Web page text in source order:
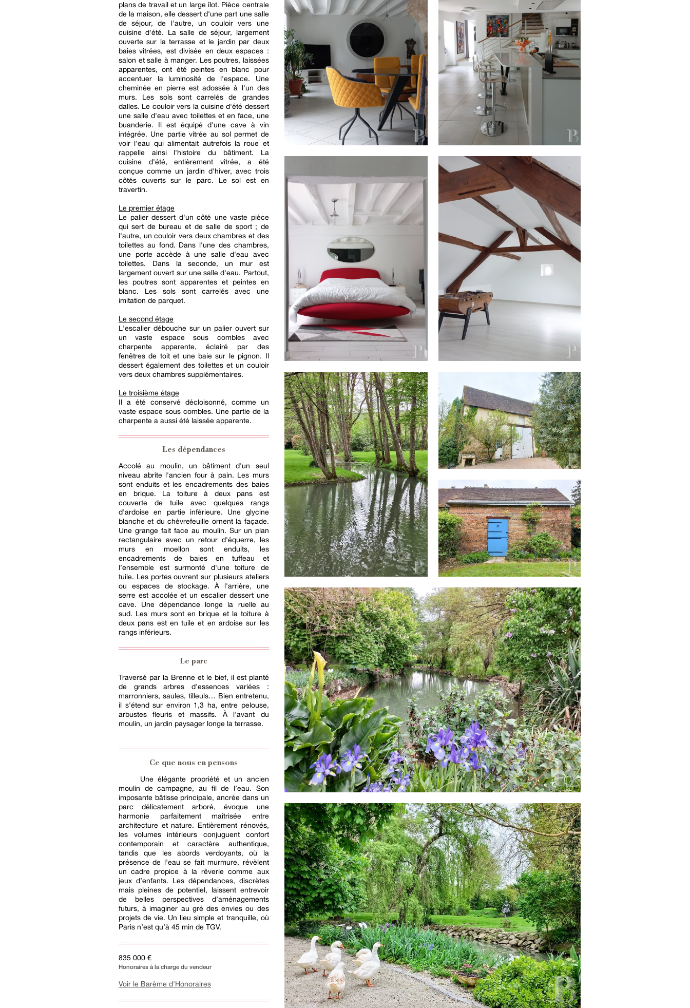
plans de travail et un large îlot. Pièce centrale
de la maison, elle dessert d'une part une salle
de séjour, de l'autre, un couloir vers une
cuisine d'été. La salle de séjour, largement
ouverte sur la terrasse et le jardin par deux
baies vitrées, est divisée en deux espaces :
salon et salle à manger. Les poutres, laissées
apparentes, ont été peintes en blanc pour
accentuer la luminosité de l'espace. Une
cheminée en pierre est adossée à l'un des
murs. Les sols sont carrelés de grandes
dalles. Le couloir vers la cuisine d'été dessert
une salle d'eau avec toilettes et en face, une
buanderie. Il est équipé d'une cave à vin
intégrée. Une partie vitrée au sol permet de
voir l'eau qui alimentait autrefois la roue et
rappelle ainsi l'histoire du bâtiment. La
cuisine d'été, entièrement vitrée, a été
conçue comme un jardin d'hiver, avec trois
côtés ouverts sur le parc. Le sol est en
travertin.
Le premier étage
Le palier dessert d'un côté une vaste pièce
qui sert de bureau et de salle de sport ; de
l'autre, un couloir vers deux chambres et des
toilettes au fond. Dans l'une des chambres,
une porte accède à une salle d'eau avec
toilettes. Dans la seconde, un mur est
largement ouvert sur une salle d'eau. Partout,
les poutres sont apparentes et peintes en
blanc. Les sols sont carrelés avec une
imitation de parquet.
Le second étage
L'escalier débouche sur un palier ouvert sur
un vaste espace sous combles avec
charpente apparente, éclairé par des
fenêtres de toit et une baie sur le pignon. Il
dessert également des toilettes et un couloir
vers deux chambres supplémentaires.
Le troisième étage
Il a été conservé décloisonné, comme un
vaste espace sous combles. Une partie de la
charpente a aussi été laissée apparente.
Les dépendances
Accolé au moulin, un bâtiment d'un seul
niveau abrite l'ancien four à pain. Les murs
sont enduits et les encadrements des baies
en brique. La toiture à deux pans est
couverte de tuile avec quelques rangs
d'ardoise en partie inférieure. Une glycine
blanche et du chèvrefeuille ornent la façade.
Une grange fait face au moulin. Sur un plan
rectangulaire avec un retour d'équerre, les
murs en moellon sont enduits, les
encadrements de baies en tuffeau et
l’ensemble est surmonté d'une toiture de
tuile. Les portes ouvrent sur plusieurs ateliers
ou espaces de stockage. À l'arrière, une
serre est accolée et un escalier dessert une
cave. Une dépendance longe la ruelle au
sud. Les murs sont en brique et la toiture à
deux pans est en tuile et en ardoise sur les
rangs inférieurs.
Le parc
Traversé par la Brenne et le bief, il est planté
de grands arbres d'essences variées :
marronniers, saules, tilleuls… Bien entretenu,
il s'étend sur environ 1,3 ha, entre pelouse,
arbustes fleuris et massifs. À l'avant du
moulin, un jardin paysager longe la terrasse.
Ce que nous en pensons
Une élégante propriété et un ancien
moulin de campagne, au fil de l’eau. Son
imposante bâtisse principale, ancrée dans un
parc délicatement arboré, évoque une
harmonie parfaitement maîtrisée entre
architecture et nature. Entièrement rénovés,
les volumes intérieurs conjuguent confort
contemporain et caractère authentique,
tandis que les abords verdoyants, où la
présence de l’eau se fait murmure, révèlent
un cadre propice à la rêverie comme aux
jeux d’enfants. Les dépendances, discrètes
mais pleines de potentiel, laissent entrevoir
de belles perspectives d’aménagements
futurs, à imaginer au gré des envies ou des
projets de vie. Un lieu simple et tranquille, où
Paris n’est qu’à 45 min de TGV.
835 000 €
Honoraires à la charge du vendeur
Voir le Barème d'Honoraires